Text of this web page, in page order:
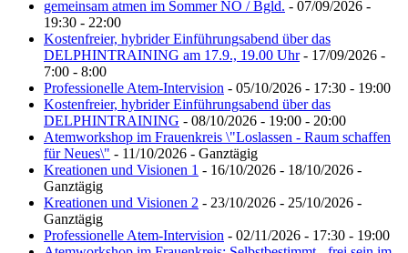
gemeinsam atmen im Sommer NÖ / Bgld. - 07/09/2026 -
19:30 - 22:00
Kostenfreier, hybrider Einführungsabend über das
DELPHINTRAINING am 17.9., 19.00 Uhr- 17/09/2026 -
7:00 - 8:00
Professionelle Atem-Intervision - 05/10/2026 - 17:30 - 19:00
Kostenfreier, hybrider Einführungsabend über das
DELPHINTRAINING - 08/10/2026 - 19:00 - 20:00
Atemworkshop im Frauenkreis \"Loslassen - Raum schaffen
für Neues\" - 11/10/2026 - Ganztägig
Kreationen und Visionen 1 - 16/10/2026 - 18/10/2026 -
Ganztägig
Kreationen und Visionen 2 - 23/10/2026 - 25/10/2026 -
Ganztägig
Professionelle Atem-Intervision - 02/11/2026 - 17:30 - 19:00